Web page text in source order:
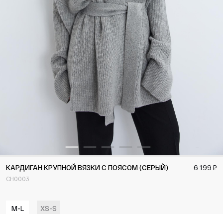
КАРДИГАН КРУПНОЙ ВЯЗКИ С ПОЯСОМ (СЕРЫЙ)
CH0003
6 199 ₽
M-L XS-S